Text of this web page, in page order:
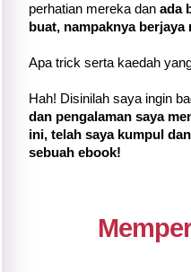
perhatian mereka dan ada
buat, nampaknya
Apa trick serta kaedah
Hah! Disinilah saya ingin
dan pengalaman saya
ini, telah saya kumpul
sebuah ebook!